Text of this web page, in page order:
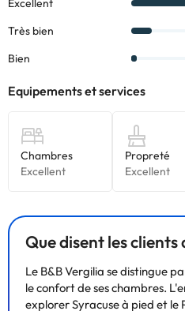
également regarder votre
avec les chaînes numériques. Les
douche sont dotées d'un
d'articles de toilette gratuits.
Certains des services indiqués
pouvez consulter les tarifs
l’établissement. Toutes les
sont susceptibles d’être
Que disent les clients
Le B&B Vergilia se distingue
le confort de ses chambres.
explorer Syracuse à pied et